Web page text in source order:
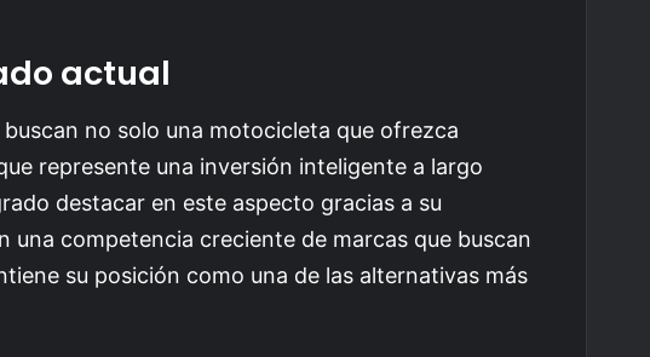
actual
no solo una motocicleta que ofrezca
represente una inversión inteligente a largo
destacar en este aspecto gracias a su
una competencia creciente de marcas que buscan
su posición como una de las alternativas más